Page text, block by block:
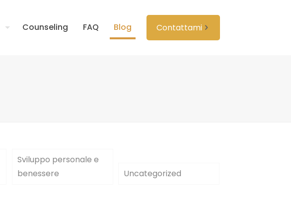
Counseling FAQ Blog Contattami
Sviluppo personale e
benessere
Uncategorized